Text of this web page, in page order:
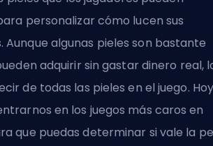
personalizar cómo lucen sus
algunas pieles son bastante
adquirir sin gastar dinero real,
de todas las pieles en el juego.
en los juegos más caros en
que puedas determinar si vale la